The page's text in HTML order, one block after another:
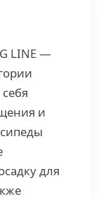
LINE —
и
для